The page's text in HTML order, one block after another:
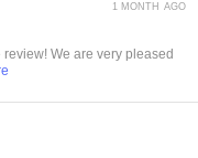
We are very pleased
1 MONTH AGO